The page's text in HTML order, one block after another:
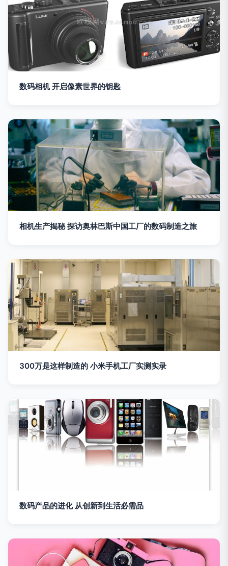
数码相机 开启像素世界的钥匙
相机生产揭秘 探访奥林巴斯中国工厂的数码制造之旅
300万是这样制造的 小米手机工厂实测实录
数码产品的进化 从创新到生活必需品